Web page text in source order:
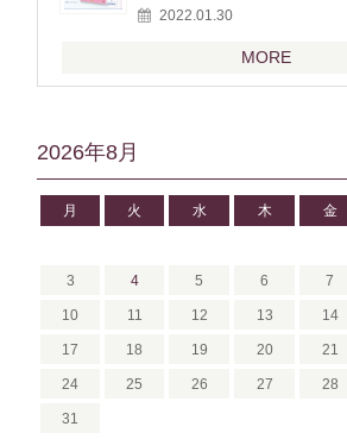
2022.01.30
MORE
2026年8月
月 火 水 木 金
3 4 5 6 7
10 11 12 13 14
17 18 19 20 21
24 25 26 27 28
31